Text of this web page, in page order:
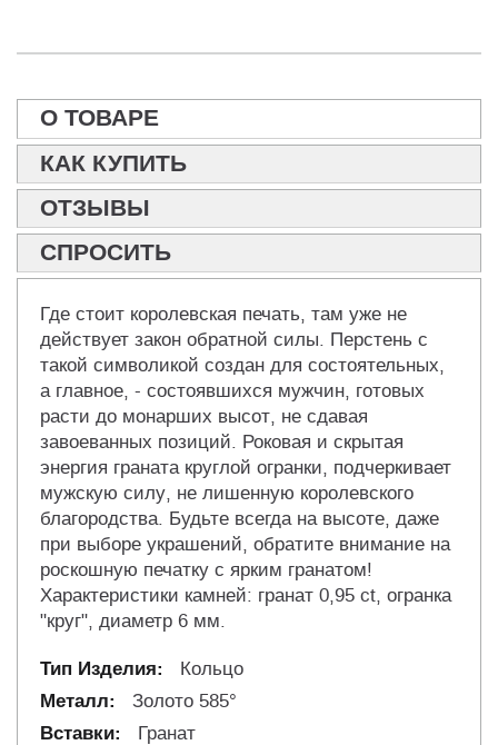
О ТОВАРЕ
КАК КУПИТЬ
ОТЗЫВЫ
СПРОСИТЬ
Где стоит королевская печать, там уже не
действует закон обратной силы. Перстень с
такой символикой создан для состоятельных,
а главное, - состоявшихся мужчин, готовых
расти до монарших высот, не сдавая
завоеванных позиций. Роковая и скрытая
энергия граната круглой огранки, подчеркивает
мужскую силу, не лишенную королевского
благородства. Будьте всегда на высоте, даже
при выборе украшений, обратите внимание на
роскошную печатку с ярким гранатом!
Характеристики камней: гранат 0,95 ct, огранка
"круг", диаметр 6 мм.
Кольцо
Золото 585°
Гранат